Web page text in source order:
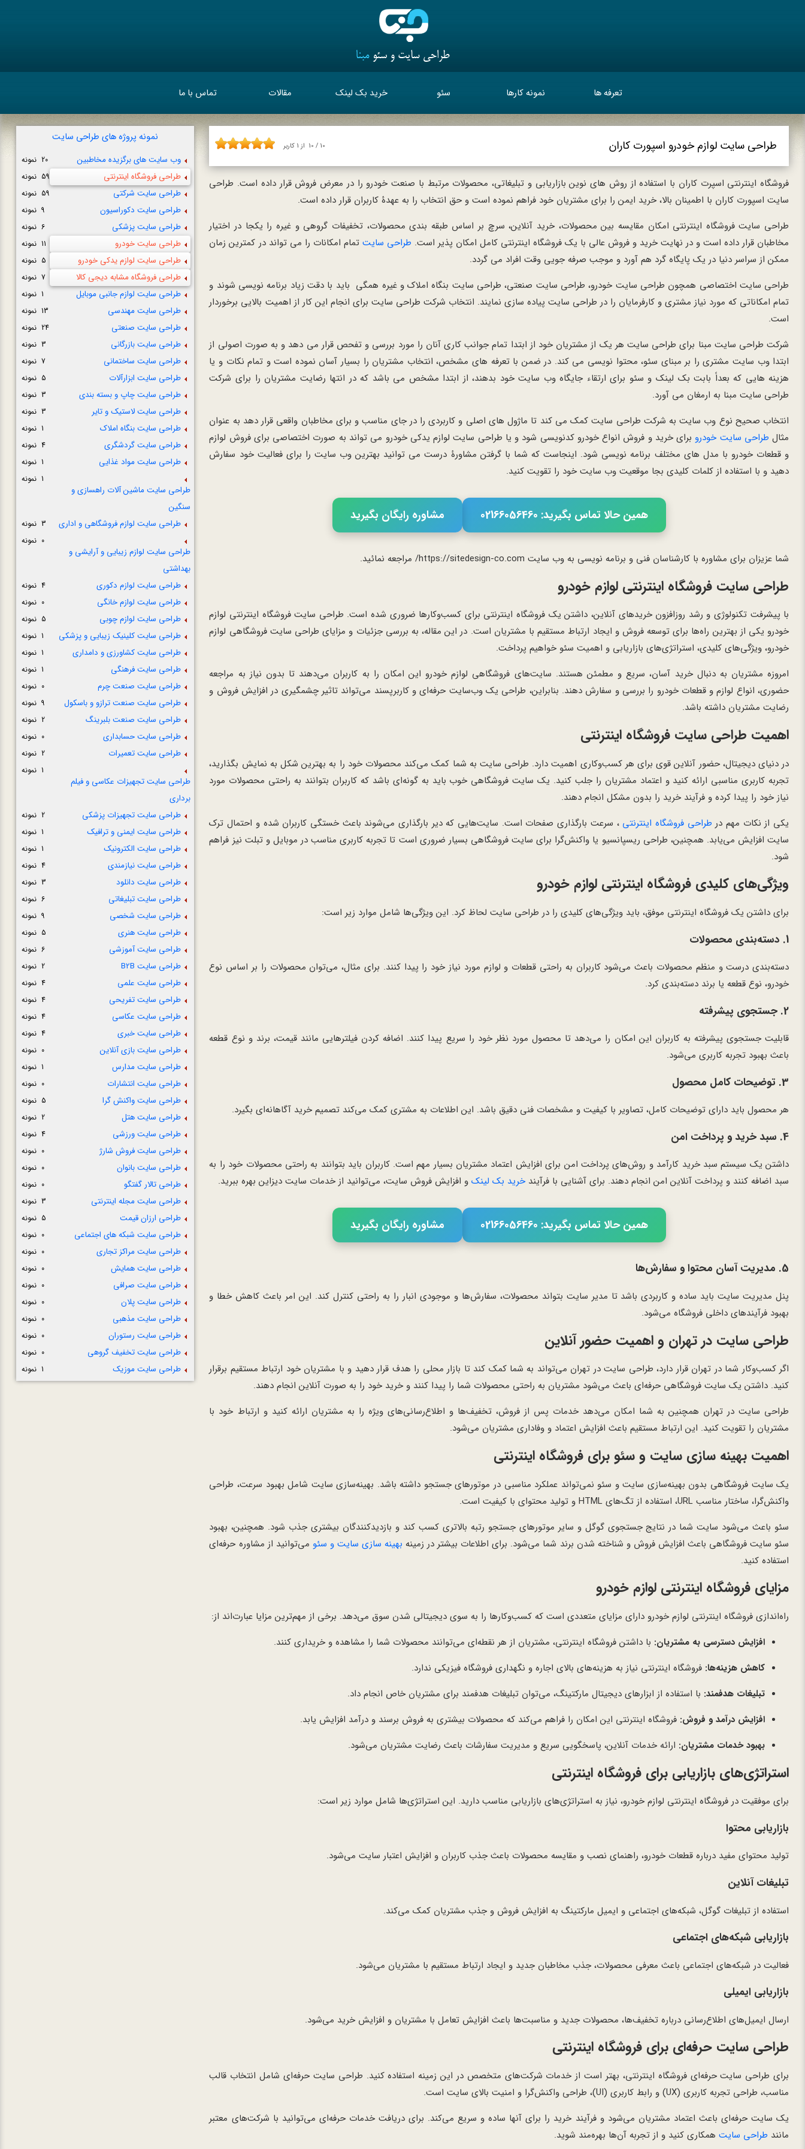
تعرفه ها نمونه کارها سئو خرید بک لینک مقالات تماس با ما
طراحی سایت لوازم خودرو اسپورت کاران 10 / 10 از 1 کاربر
فروشگاه اینترنتی اسپرت کاران با استفاده از روش های نوین بازاریابی و تبلیغاتی، محصولات مرتبط با صنعت خودرو را در معرض فروش قرار داده است. طراحی
سایت اسپورت کاران با اطمینان بالا، خرید ایمن را برای مشتریان خود فراهم نموده است و حق انتخاب را به عهدۀ کاربران قرار داده است.
طراحی سایت فروشگاه اینترنتی امکان مقایسه بین محصولات، خرید آنلاین، سرچ بر اساس طبقه بندی محصولات، تخفیفات گروهی و غیره را یکجا در اختیار
مخاطبان قرار داده است و در نهایت خرید و فروش عالی با یک فروشگاه اینترنتی کامل امکان پذیر است. طراحی سایت تمام امکانات را می تواند در کمترین زمان
ممکن از سراسر دنیا در یک پایگاه گرد هم آورد و موجب صرفه جویی وقت افراد می گردد.
طراحی سایت اختصاصی همچون طراحی سایت خودرو، طراحی سایت صنعتی، طراحی سایت بنگاه املاک و غیره همگی باید با دقت زیاد برنامه نویسی شوند و
تمام امکاناتی که مورد نیاز مشتری و کارفرمایان را در طراحی سایت پیاده سازی نمایند. انتخاب شرکت طراحی سایت برای انجام این کار از اهمیت بالایی برخوردار
است.
شرکت طراحی سایت مبنا برای طراحی سایت هر یک از مشتریان خود از ابتدا تمام جوانب کاری آنان را مورد بررسی و تفحص قرار می دهد و به صورت اصولی از
ابتدا وب سایت مشتری را بر مبنای سئو، محتوا نویسی می کند. در ضمن با تعرفه های مشخص، انتخاب مشتریان را بسیار آسان نموده است و تمام نکات و یا
هزینه هایی که بعداً بابت بک لینک و سئو برای ارتقاء جایگاه وب سایت خود بدهند، از ابتدا مشخص می باشد که در انتها رضایت مشتریان را برای شرکت
طراحی سایت مبنا به ارمغان می آورد.
انتخاب صحیح نوع وب سایت به شرکت طراحی سایت کمک می کند تا ماژول های اصلی و کاربردی را در جای مناسب و برای مخاطبان واقعی قرار دهد به عنوان
مثال طراحی سایت خودرو برای خرید و فروش انواع خودرو کدنویسی شود و یا طراحی سایت لوازم یدکی خودرو می تواند به صورت اختصاصی برای فروش لوازم
و قطعات خودرو با مدل های مختلف برنامه نویسی شود. اینجاست که شما با گرفتن مشاورۀ درست می توانید بهترین وب سایت را برای فعالیت خود سفارش
دهید و با استفاده از کلمات کلیدی بجا موقعیت وب سایت خود را تقویت کنید.
همین حالا تماس بگیرید: 02166056460 مشاوره رایگان بگیرید
شما عزیزان برای مشاوره با کارشناسان فنی و برنامه نویسی به وب سایت https://sitedesign-co.com/ مراجعه نمائید.
طراحی سایت فروشگاه اینترنتی لوازم خودرو
با پیشرفت تکنولوژی و رشد روزافزون خریدهای آنلاین، داشتن یک فروشگاه اینترنتی برای کسب‌وکارها ضروری شده است. طراحی سایت فروشگاه اینترنتی لوازم
خودرو یکی از بهترین راه‌ها برای توسعه فروش و ایجاد ارتباط مستقیم با مشتریان است. در این مقاله، به بررسی جزئیات و مزایای طراحی سایت فروشگاهی لوازم
خودرو، ویژگی‌های کلیدی، استراتژی‌های بازاریابی و اهمیت سئو خواهیم پرداخت.
امروزه مشتریان به دنبال خرید آسان، سریع و مطمئن هستند. سایت‌های فروشگاهی لوازم خودرو این امکان را به کاربران می‌دهند تا بدون نیاز به مراجعه
حضوری، انواع لوازم و قطعات خودرو را بررسی و سفارش دهند. بنابراین، طراحی یک وب‌سایت حرفه‌ای و کاربرپسند می‌تواند تاثیر چشمگیری در افزایش فروش و
رضایت مشتریان داشته باشد.
اهمیت طراحی سایت فروشگاه اینترنتی
در دنیای دیجیتال، حضور آنلاین قوی برای هر کسب‌وکاری اهمیت دارد. طراحی سایت به شما کمک می‌کند محصولات خود را به بهترین شکل به نمایش بگذارید،
تجربه کاربری مناسبی ارائه کنید و اعتماد مشتریان را جلب کنید. یک سایت فروشگاهی خوب باید به گونه‌ای باشد که کاربران بتوانند به راحتی محصولات مورد
نیاز خود را پیدا کرده و فرآیند خرید را بدون مشکل انجام دهند.
یکی از نکات مهم در طراحی فروشگاه اینترنتی ، سرعت بارگذاری صفحات است. سایت‌هایی که دیر بارگذاری می‌شوند باعث خستگی کاربران شده و احتمال ترک
سایت افزایش می‌یابد. همچنین، طراحی ریسپانسیو یا واکنش‌گرا برای سایت فروشگاهی بسیار ضروری است تا تجربه کاربری مناسب در موبایل و تبلت نیز فراهم
شود.
ویژگی‌های کلیدی فروشگاه اینترنتی لوازم خودرو
برای داشتن یک فروشگاه اینترنتی موفق، باید ویژگی‌های کلیدی را در طراحی سایت لحاظ کرد. این ویژگی‌ها شامل موارد زیر است:
1. دسته‌بندی محصولات
دسته‌بندی درست و منظم محصولات باعث می‌شود کاربران به راحتی قطعات و لوازم مورد نیاز خود را پیدا کنند. برای مثال، می‌توان محصولات را بر اساس نوع
خودرو، نوع قطعه یا برند دسته‌بندی کرد.
2. جستجوی پیشرفته
قابلیت جستجوی پیشرفته به کاربران این امکان را می‌دهد تا محصول مورد نظر خود را سریع پیدا کنند. اضافه کردن فیلترهایی مانند قیمت، برند و نوع قطعه
باعث بهبود تجربه کاربری می‌شود.
3. توضیحات کامل محصول
هر محصول باید دارای توضیحات کامل، تصاویر با کیفیت و مشخصات فنی دقیق باشد. این اطلاعات به مشتری کمک می‌کند تصمیم خرید آگاهانه‌ای بگیرد.
4. سبد خرید و پرداخت امن
داشتن یک سیستم سبد خرید کارآمد و روش‌های پرداخت امن برای افزایش اعتماد مشتریان بسیار مهم است. کاربران باید بتوانند به راحتی محصولات خود را به
سبد اضافه کنند و پرداخت آنلاین امن انجام دهند. برای آشنایی با فرآیندخرید بک لینکو افزایش فروش سایت، می‌توانید از خدمات سایت دیزاین بهره ببرید.
همین حالا تماس بگیرید: 02166056460 مشاوره رایگان بگیرید
5. مدیریت آسان محتوا و سفارش‌ها
پنل مدیریت سایت باید ساده و کاربردی باشد تا مدیر سایت بتواند محصولات، سفارش‌ها و موجودی انبار را به راحتی کنترل کند. این امر باعث کاهش خطا و
بهبود فرآیندهای داخلی فروشگاه می‌شود.
طراحی سایت در تهران و اهمیت حضور آنلاین
اگر کسب‌وکار شما در تهران قرار دارد، طراحی سایت در تهران می‌تواند به شما کمک کند تا بازار محلی را هدف قرار دهید و با مشتریان خود ارتباط مستقیم برقرار
کنید. داشتن یک سایت فروشگاهی حرفه‌ای باعث می‌شود مشتریان به راحتی محصولات شما را پیدا کنند و خرید خود را به صورت آنلاین انجام دهند.
طراحی سایت در تهران همچنین به شما امکان می‌دهد خدمات پس از فروش، تخفیف‌ها و اطلاع‌رسانی‌های ویژه را به مشتریان ارائه کنید و ارتباط خود با
مشتریان را تقویت کنید. این ارتباط مستقیم باعث افزایش اعتماد و وفاداری مشتریان می‌شود.
اهمیت بهینه سازی سایت و سئو برای فروشگاه اینترنتی
یک سایت فروشگاهی بدون بهینه‌سازی سایت و سئو نمی‌تواند عملکرد مناسبی در موتورهای جستجو داشته باشد. بهینه‌سازی سایت شامل بهبود سرعت، طراحی
واکنش‌گرا، ساختار مناسب URL، استفاده از تگ‌های HTML و تولید محتوای با کیفیت است.
سئو باعث می‌شود سایت شما در نتایج جستجوی گوگل و سایر موتورهای جستجو رتبه بالاتری کسب کند و بازدیدکنندگان بیشتری جذب شود. همچنین، بهبود
سئو سایت فروشگاهی باعث افزایش فروش و شناخته شدن برند شما می‌شود. برای اطلاعات بیشتر در زمینه بهینه سازی سایت و سئو می‌توانید از مشاوره حرفه‌ای
استفاده کنید.
مزایای فروشگاه اینترنتی لوازم خودرو
راه‌اندازی فروشگاه اینترنتی لوازم خودرو دارای مزایای متعددی است که کسب‌وکارها را به سوی دیجیتالی شدن سوق می‌دهد. برخی از مهم‌ترین مزایا عبارت‌اند از:
افزایش دسترسی به مشتریان: با داشتن فروشگاه اینترنتی، مشتریان از هر نقطه‌ای می‌توانند محصولات شما را مشاهده و خریداری کنند.
کاهش هزینه‌ها: فروشگاه اینترنتی نیاز به هزینه‌های بالای اجاره و نگهداری فروشگاه فیزیکی ندارد.
تبلیغات هدفمند: با استفاده از ابزارهای دیجیتال مارکتینگ، می‌توان تبلیغات هدفمند برای مشتریان خاص انجام داد.
افزایش درآمد و فروش: فروشگاه اینترنتی این امکان را فراهم می‌کند که محصولات بیشتری به فروش برسند و درآمد افزایش یابد.
بهبود خدمات مشتریان: ارائه خدمات آنلاین، پاسخگویی سریع و مدیریت سفارشات باعث رضایت مشتریان می‌شود.
استراتژی‌های بازاریابی برای فروشگاه اینترنتی
برای موفقیت در فروشگاه اینترنتی لوازم خودرو، نیاز به استراتژی‌های بازاریابی مناسب دارید. این استراتژی‌ها شامل موارد زیر است:
بازاریابی محتوا
تولید محتوای مفید درباره قطعات خودرو، راهنمای نصب و مقایسه محصولات باعث جذب کاربران و افزایش اعتبار سایت می‌شود.
تبلیغات آنلاین
استفاده از تبلیغات گوگل، شبکه‌های اجتماعی و ایمیل مارکتینگ به افزایش فروش و جذب مشتریان کمک می‌کند.
بازاریابی شبکه‌های اجتماعی
فعالیت در شبکه‌های اجتماعی باعث معرفی محصولات، جذب مخاطبان جدید و ایجاد ارتباط مستقیم با مشتریان می‌شود.
بازاریابی ایمیلی
ارسال ایمیل‌های اطلاع‌رسانی درباره تخفیف‌ها، محصولات جدید و مناسبت‌ها باعث افزایش تعامل با مشتریان و افزایش خرید می‌شود.
طراحی سایت حرفه‌ای برای فروشگاه اینترنتی
برای طراحی سایت حرفه‌ای فروشگاه اینترنتی، بهتر است از خدمات شرکت‌های متخصص در این زمینه استفاده کنید. طراحی سایت حرفه‌ای شامل انتخاب قالب
مناسب، طراحی تجربه کاربری (UX) و رابط کاربری (UI)، طراحی واکنش‌گرا و امنیت بالای سایت است.
یک سایت حرفه‌ای باعث اعتماد مشتریان می‌شود و فرآیند خرید را برای آنها ساده و سریع می‌کند. برای دریافت خدمات حرفه‌ای می‌توانید با شرکت‌های معتبر
مانند طراحی سایتهمکاری کنید و از تجربه آن‌ها بهره‌مند شوید.
نمونه پروژه های طراحی سایت
وب سایت های برگزیده مخاطبین 20 نمونه
طراحی فروشگاه اینترنتی 59 نمونه
طراحی سایت شرکتی 59 نمونه
طراحی سایت دکوراسیون 9 نمونه
طراحی سایت پزشکی 6 نمونه
طراحی سایت خودرو 11 نمونه
طراحی سایت لوازم یدکی خودرو 5 نمونه
طراحی فروشگاه مشابه دیجی کالا 7 نمونه
طراحی سایت لوازم جانبی موبایل 1 نمونه
طراحی سایت مهندسی 13 نمونه
طراحی سایت صنعتی 24 نمونه
طراحی سایت بازرگانی 3 نمونه
طراحی سایت ساختمانی 7 نمونه
طراحی سایت ابزارآلات 5 نمونه
طراحی سایت چاپ و بسته بندی 3 نمونه
طراحی سایت لاستیک و تایر 3 نمونه
طراحی سایت بنگاه املاک 1 نمونه
طراحی سایت گردشگری 4 نمونه
طراحی سایت مواد غذایی 1 نمونه
طراحی سایت ماشین آلات راهسازی و
سنگین
1 نمونه
طراحی سایت لوازم فروشگاهی و اداری 3 نمونه
طراحی سایت لوازم زیبایی و آرایشی و
بهداشتی
0 نمونه
طراحی سایت لوازم دکوری 4 نمونه
طراحی سایت لوازم خانگی 0 نمونه
طراحی سایت لوازم چوبی 5 نمونه
طراحی سایت کلینیک زیبایی و پزشکی 1 نمونه
طراحی سایت کشاورزی و دامداری 1 نمونه
طراحی سایت فرهنگی 1 نمونه
طراحی سایت صنعت چرم 0 نمونه
طراحی سایت صنعت ترازو و باسکول 9 نمونه
طراحی سایت صنعت بلبرینگ 2 نمونه
طراحی سایت حسابداری 0 نمونه
طراحی سایت تعمیرات 2 نمونه
طراحی سایت تجهیزات عکاسی و فیلم
برداری
1 نمونه
طراحی سایت تجهیزات پزشکی 2 نمونه
طراحی سایت ایمنی و ترافیک 1 نمونه
طراحی سایت الکترونیک 1 نمونه
طراحی سایت نیازمندی 4 نمونه
طراحی سایت دانلود 3 نمونه
طراحی سایت تبلیغاتی 6 نمونه
طراحی سایت شخصی 9 نمونه
طراحی سایت هنری 5 نمونه
طراحی سایت آموزشی 6 نمونه
طراحی سایت B2B 2 نمونه
طراحی سایت علمی 4 نمونه
طراحی سایت تفریحی 4 نمونه
طراحی سایت عکاسی 4 نمونه
طراحی سایت خبری 4 نمونه
طراحی سایت بازی آنلاین 0 نمونه
طراحی سایت مدارس 1 نمونه
طراحی سایت انتشارات 0 نمونه
طراحی سایت واکنش گرا 5 نمونه
طراحی سایت هتل 2 نمونه
طراحی سایت ورزشی 4 نمونه
طراحی سایت فروش شارژ 0 نمونه
طراحی سایت بانوان 0 نمونه
طراحی تالار گفتگو 0 نمونه
طراحی سایت مجله اینترنتی 3 نمونه
طراحی ارزان قیمت 5 نمونه
طراحی سایت شبکه های اجتماعی 0 نمونه
طراحی سایت مراکز تجاری 0 نمونه
طراحی سایت همایش 0 نمونه
طراحی سایت صرافی 0 نمونه
طراحی سایت پلان 0 نمونه
طراحی سایت مذهبی 0 نمونه
طراحی سایت رستوران 0 نمونه
طراحی سایت تخفیف گروهی 0 نمونه
طراحی سایت موزیک 1 نمونه